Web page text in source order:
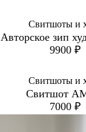
Свитшоты и
Авторское зип
9900 ₽
Свитшоты и
Свитшот
7000 ₽